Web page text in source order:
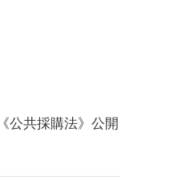
公共採購法》公開